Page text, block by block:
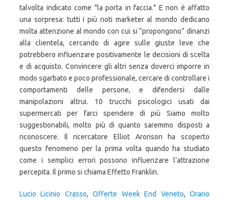
Lucio Licinio Crasso,Offerte Week End Veneto,Orario